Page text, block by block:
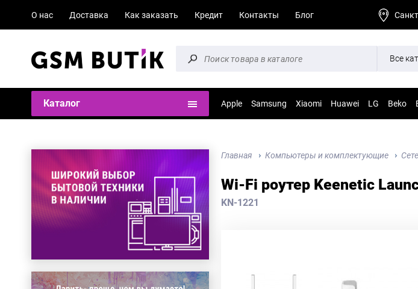
О нас Доставка Как заказать Кредит Контакты Блог
Все
Каталог Apple Samsung Xiaomi Huawei LG Beko
Главная Компьютеры и комплектующие
Wi-Fi роутер Keenetic
KN-1221